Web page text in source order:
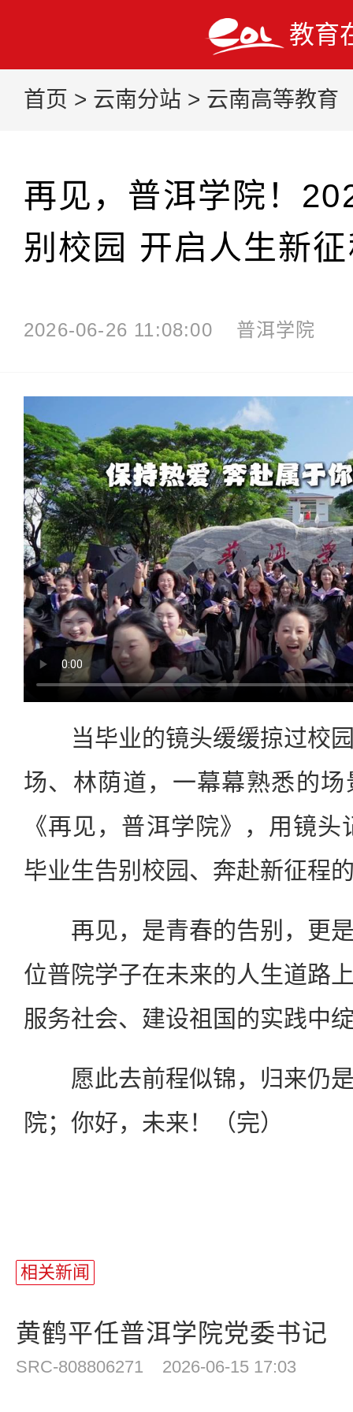
教育
首页 > 云南分站 > 云南高等教育
再见，普洱学院！
别校园 开启人生新
2026-06-26 11:08:00 普洱学院
当毕业的镜头缓缓掠过校园
场、林荫道，一幕幕熟悉的
《再见，普洱学院》，用镜
毕业生告别校园、奔赴新征程
再见，是青春的告别，更是
位普院学子在未来的人生道路
服务社会、建设祖国的实践中
愿此去前程似锦，归来仍是
院；你好，未来！（完）
相关新闻
黄鹤平任普洱学院党委书记
SRC-808806271 2026-06-15 17:03